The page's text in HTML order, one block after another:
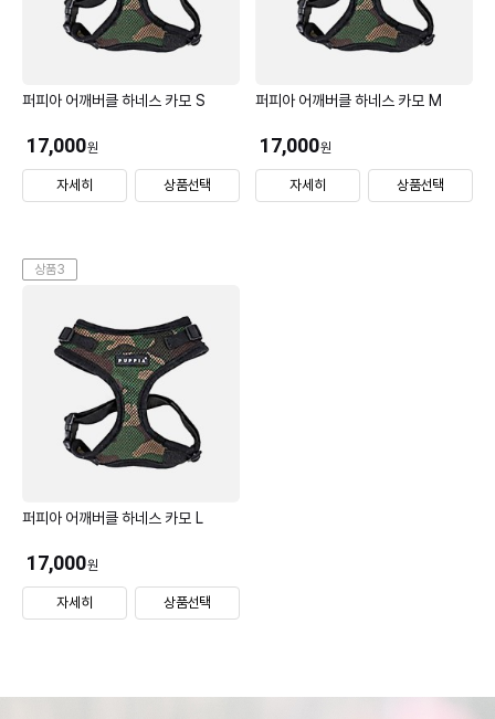
퍼피아 어깨버클 하네스 카모 S
17,000원
자세히 상품선택
퍼피아 어깨버클 하네스 카모 M
17,000원
자세히 상품선택
상품3
퍼피아 어깨버클 하네스 카모 L
17,000원
자세히 상품선택